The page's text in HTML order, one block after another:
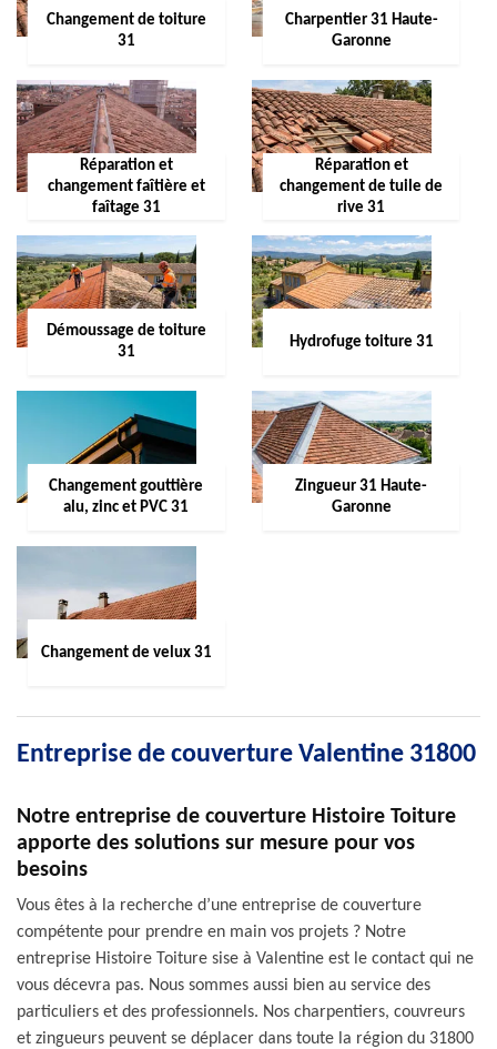
Changement de toiture
31
Charpentier 31 Haute-
Garonne
Réparation et
changement faîtière et
faîtage 31
Réparation et
changement de tuile de
rive 31
Démoussage de toiture
31
Hydrofuge toiture 31
Changement gouttière
alu, zinc et PVC 31
Zingueur 31 Haute-
Garonne
Changement de velux 31
Entreprise de couverture Valentine 31800
Notre entreprise de couverture Histoire Toiture
apporte des solutions sur mesure pour vos
besoins
Vous êtes à la recherche d’une entreprise de couverture
compétente pour prendre en main vos projets ? Notre
entreprise Histoire Toiture sise à Valentine est le contact qui ne
vous décevra pas. Nous sommes aussi bien au service des
particuliers et des professionnels. Nos charpentiers, couvreurs
et zingueurs peuvent se déplacer dans toute la région du 31800